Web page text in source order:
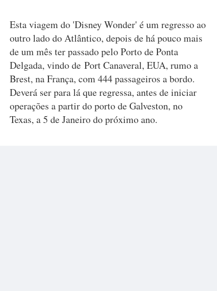
Esta viagem do 'Disney Wonder' é um regresso ao
outro lado do Atlântico, depois de há pouco mais
de um mês ter passado pelo Porto de Ponta
Delgada, vindo de Port Canaveral, EUA, rumo a
Brest, na França, com 444 passageiros a bordo.
Deverá ser para lá que regressa, antes de iniciar
operações a partir do porto de Galveston, no
Texas, a 5 de Janeiro do próximo ano.